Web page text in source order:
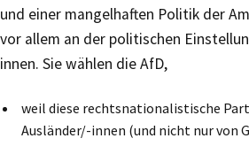
und einer mangelhaften Politik der
vor allem an der politischen
innen. Sie wählen die AfD,
weil diese rechtsnationalistische
Ausländer/-innen (und nicht nur von